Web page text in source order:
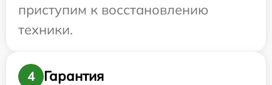
приступим к восстановлению
техники.
4 Гарантия